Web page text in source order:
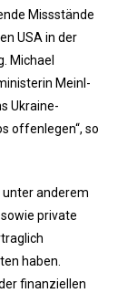
Missstände
USA in der
Michael
Meinl-
Ukraine-
offenlegen“, so
unter anderem
private
haben.
finanziellen